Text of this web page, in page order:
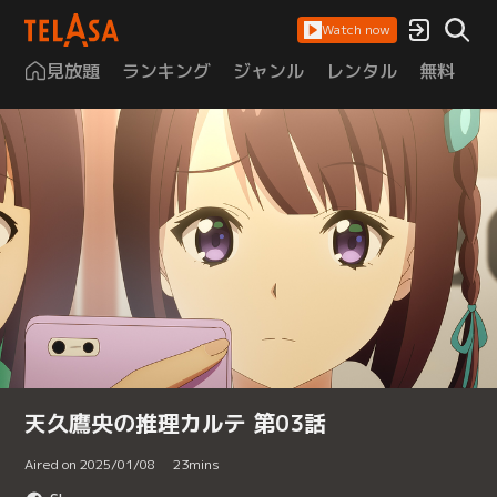
Watch now
見放題 ランキング ジャンル レンタル 無料
天久鷹央の推理カルテ 第03話
Aired on 2025/01/08 23mins